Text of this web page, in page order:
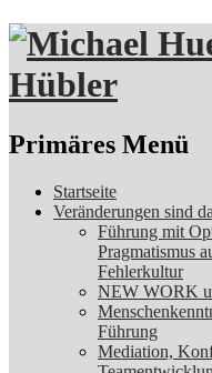
Hübler
Suchen
Primäres Menü
Zum
Inhalt
Startseite
Veränderungen sind
Führung mit
Pragmatismus
Fehlerkultur
NEW WORK
Führung
Mediation,